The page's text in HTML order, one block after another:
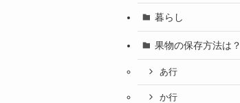
暮らし
果物の保存方法は？
あ行
か行